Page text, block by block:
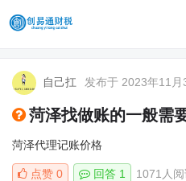
自己扛 发布于 2023年11月
菏泽找做账的一般需
菏泽代理记账价格
点赞 0 回答 1 1071人阅